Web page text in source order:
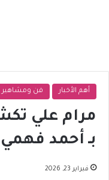
أهم الأخبار فن ومشاهير
مرام علي
بـ أحمد فهمي
فبراير 23, 2026